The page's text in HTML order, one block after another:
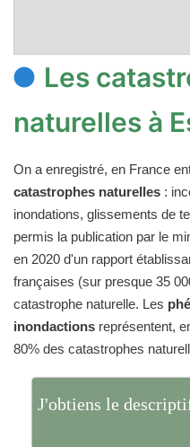
Les
naturelles à
On a enregistré, en France
catastrophes naturelles :
inondations, glissements de
permis la publication par le
en 2020 d'un rapport
françaises (sur presque 35
catastrophe naturelle. Les
inondactions représentent,
80% des catastrophes
J'obtiens le